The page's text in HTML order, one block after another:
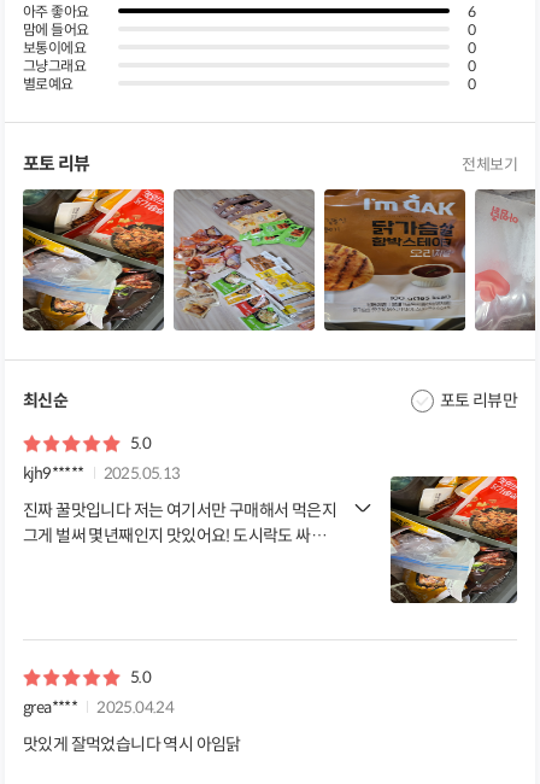
아주 좋아요
6
맘에 들어요
0
보통이에요
0
그냥그래요
0
별로예요
0
포토 리뷰 전체보기
최신순 포토 리뷰만
5.0
kjh9*****
2025.05.13
진짜 꿀맛입니다 저는 여기서만 구매해서 먹은지
그게 벌써 몇년째인지 맛있어요! 도시락도 싸갈때
5.0
grea****
2025.04.24
맛있게 잘먹었습니다 역시 아임닭